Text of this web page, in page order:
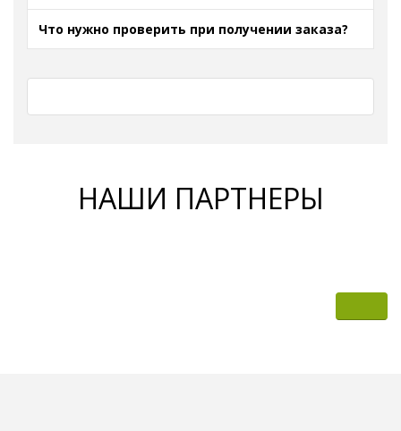
Что нужно проверить при получении заказа?
НАШИ ПАРТНЕРЫ